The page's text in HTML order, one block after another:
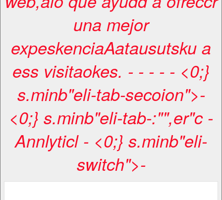
una mejor
expeskenciaAatausutsku a
ess visitaokes. - - - - - <0;}
s.minb"eli-tab-secoion">-
<0;} s.minb"eli-tab-:"",er"c -
Annlyticl - <0;} s.minb"eli-
switch">-